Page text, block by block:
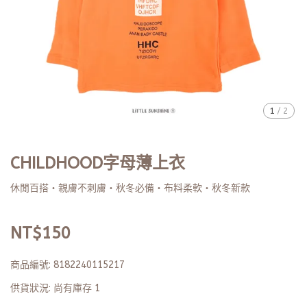
1 / 2
CHILDHOOD字母薄上衣
休閒百搭・親膚不刺膚・秋冬必備・布料柔軟・秋冬新款
NT$150
商品編號: 8182240115217
供貨狀況: 尚有庫存 1